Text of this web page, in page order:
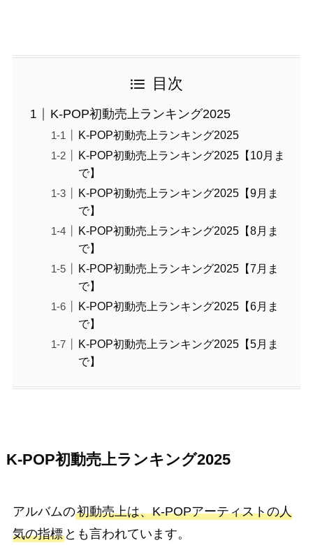
目次
K-POP初動売上ランキング2025
K-POP初動売上ランキング2025
K-POP初動売上ランキング2025【10月ま
で】
K-POP初動売上ランキング2025【9月ま
で】
K-POP初動売上ランキング2025【8月ま
で】
K-POP初動売上ランキング2025【7月ま
で】
K-POP初動売上ランキング2025【6月ま
で】
K-POP初動売上ランキング2025【5月ま
で】
K-POP初動売上ランキング2025
アルバムの初動売上は、K-POPアーティストの人
気の指標とも言われています。